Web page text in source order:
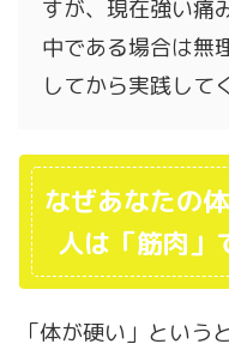
すが、現在強い痛
中である場合は無
してから実践して
なぜあなたの
人は「筋肉」
「体が硬い」という